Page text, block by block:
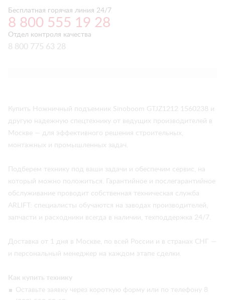
Бесплатная горячая линия 24/7
8 800 555 19 28
Отдел контроля качества
8 800 775 63 28
Купить Ножничный подъемник Sinoboom GTJZ1212 1560238 и
другую надежную спецтехнику от ведущих производителей в
Москве — для эффективного решения строительных,
монтажных и промышленных задач.
Подберем технику под ваши задачи и обеспечим сервис, на
который можно положиться. Гарантийное и послегарантийное
обслуживание проводит собственная техническая служба
ARLIFT: специалисты обучаются на заводах производителей,
запчасти и расходники всегда в наличии, техподдержка 24/7.
Доставка от 1 дня в Москве, по всей России и в странах СНГ —
и персональный менеджер на каждом этапе сделки.
Как купить технику
Оставьте заявку через короткую форму или по телефону 8